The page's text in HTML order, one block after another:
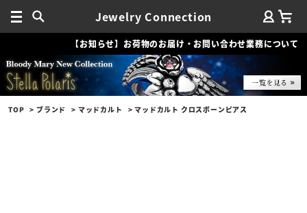
Jewelry Connection
【お知らせ】お荷物のお届け・お問い合わせ業務について
TOP ブランド マッドカルト マッドカルト クロスボーンピアス